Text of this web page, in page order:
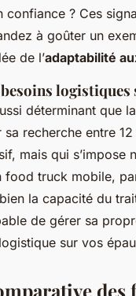
confiance ? Ces
à goûter un
de l’adaptabilité
logistiques
déterminant que
recherche entre
mais qui s’impose
food truck mobile,
la capacité du
de gérer sa
sur vos